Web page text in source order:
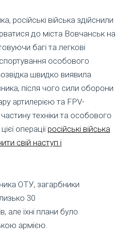
російські війська здійснили
до міста Вовчанськ на
багі та легкові
особового
швидко виявила
після чого сили оборони
артилерією та FPV-
техніки та особового
операціїросійські війська
свій наступ і
ОТУ, загарбники
30
але їхні плани було
армією.